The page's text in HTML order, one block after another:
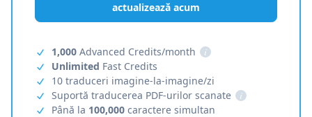
actualizează acum
1,000 Advanced Credits/month
i
Unlimited Fast Credits
10 traduceri imagine-la-imagine/zi
Suportă traducerea PDF-urilor scanate
i
Până la 100,000 caractere simultan